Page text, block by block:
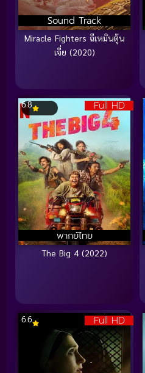
Sound Track
Miracle Fighters ฉีเหมินตุ้น
เจี่ย (2020)
Full HD
พากย์ไทย
6.8
The Big 4 (2022)
Full HD
6.6